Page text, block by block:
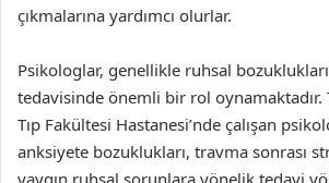
çıkmalarına yardımcı olurlar.
Psikologlar, genellikle ruhsal
tedavisinde önemli bir rol oynamaktadır.
Tıp Fakültesi Hastanesi’nde çalışan
anksiyete bozuklukları, travma sonrası
yaygın ruhsal sorunlara yönelik tedavi